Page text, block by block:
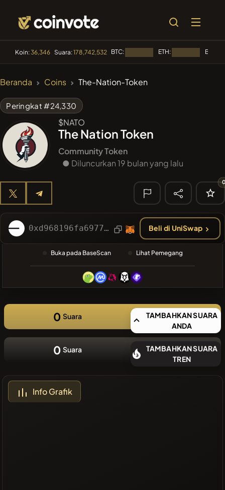
Koin:36,346 Suara:178,742,532 BTC: ETH: BNB:
POOPSIE
#102
Heap of hay HAY
#556
FYRA FYRA
#277
PENCARIAN
TERAKHIR
❌Tidak ada
Beranda Coins The-Nation-Token
Peringkat #24,330
$NATO
The Nation Token
Community Token
● Diluncurkan 19 bulan yang lalu
0xd968196fa6977c4e58f2af5ac01c655ea8332d22 Beli di UniSwap
Buka pada BaseScan Lihat Pemegang
0 Suara
TAMBAHKAN SUARA
ANDA
0 Suara
TAMBAHKAN SUARA
TREN
Info Grafik